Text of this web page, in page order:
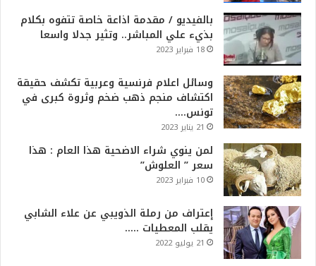
بالفيديو / مقدمة اذاعة خاصة تتفوه بكلام
بذيء علي المباشر.. وتثير جدلا واسعا
18 فبراير 2023
وسائل اعلام فرنسية وعربية تكشف حقيقة
اكتشاف منجم ذهب ضخم وثروة كبرى في
تونس….
21 يناير 2023
لمن ينوي شراء الاضحية هذا العام : هذا
سعر ” العلوش”
10 فبراير 2023
إعتراف من رملة الذويبي عن علاء الشابي
يقلب المعطيات …..
21 يوليو 2022